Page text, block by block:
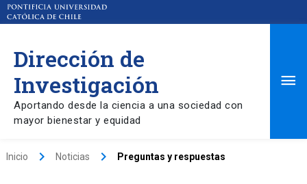
Dirección de
Investigación
Aportando desde la ciencia a una sociedad con
mayor bienestar y equidad
Inicio keyboard_arrow_right Noticias keyboard_arrow_right Preguntas y respuestas